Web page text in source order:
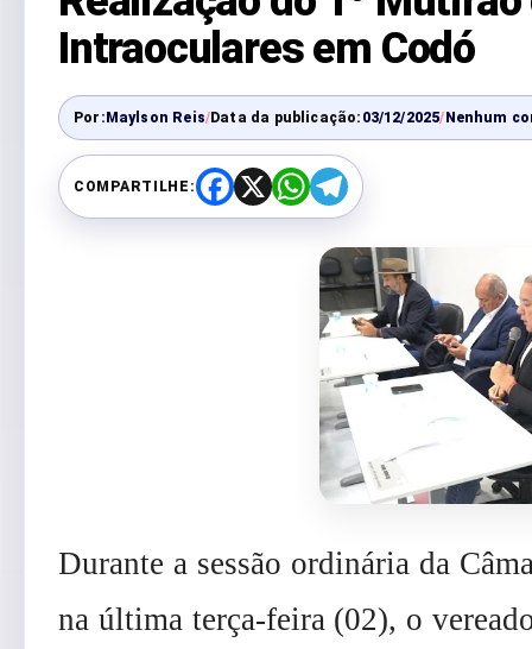
Intraoculares em Codó
Por:Maylson Reis/Data da publicação: 03/12/2025/Nenhum
COMPARTILHE:
F
a
X
W
h
T
e
e
g
r
a
m
Durante a sessão ordinária da
na última terça-feira (02), o